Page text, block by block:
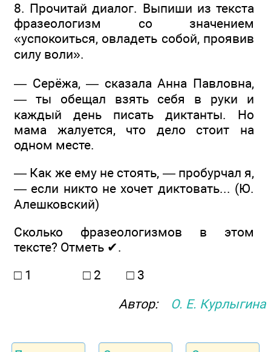
8. Прочитай диалог. Выпиши из текста
фразеологизм со значением
«успокоиться, овладеть собой, проявив
силу воли».
— Серёжа, — сказала Анна Павловна,
— ты обещал взять себя в руки и
каждый день писать диктанты. Но
мама жалуется, что дело стоит на
одном месте.
— Как же ему не стоять, — пробурчал я,
— если никто не хочет диктовать... (Ю.
Алешковский)
Сколько фразеологизмов в этом
тексте? Отметь ✔.
□ 1 □ 2 □ 3
Автор: О. Е. Курлыгина